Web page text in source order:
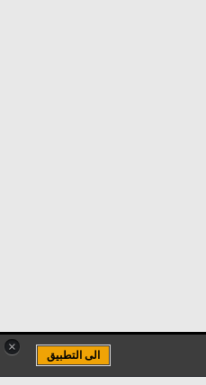
×
الى التطبيق